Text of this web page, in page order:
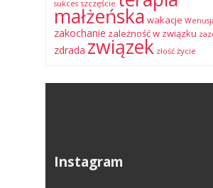
sukces szczęście
małżeńska wakacje
zakochanie zależność w związku
zdrada związek złość życie
Instagram